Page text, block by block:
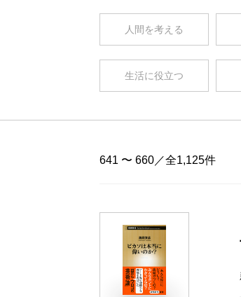
人間を考える
生活に役立つ
641 〜 660／全1,125件